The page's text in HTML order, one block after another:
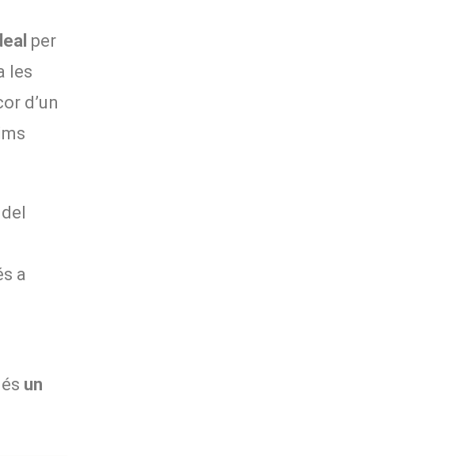
per
les
d’un
a
un